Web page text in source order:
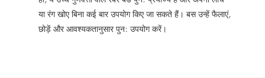
या रंग खोए बिना कई बार उपयोग किए जा सकते हैं। बस उन्हें फैलाएं,
छोड़ें और आवश्यकतानुसार पुन: उपयोग करें।